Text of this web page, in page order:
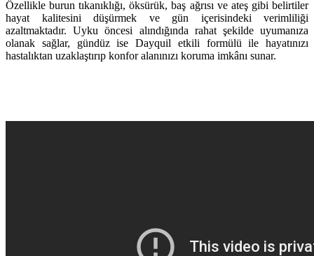
Özellikle burun tıkanıklığı, öksürük, baş ağrısı ve ateş gibi belirtiler
hayat kalitesini düşürmek ve gün içerisindeki verimliliği
azaltmaktadır. Uyku öncesi alındığında rahat şekilde uyumanıza
olanak sağlar, gündüz ise Dayquil etkili formülü ile hayatınızı
hastalıktan uzaklaştırıp konfor alanınızı koruma imkânı sunar.